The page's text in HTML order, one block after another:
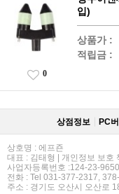
입)
상품가 :
적립금 :
0
상점정보 PC
상호명 : 에프죤
대표 : 김태형 | 개인정보 보호
사업자등록번호 :124-23-
전화 : Tel 031-377-2317,
주소 : 경기도 오산시 오산로